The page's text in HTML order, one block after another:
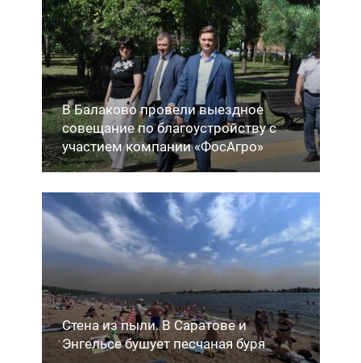
В Балаково провели выездное
совещание по благоустройству с
участием компании «ФосАгро»
Стена из пыли. В Саратове и
Энгельсе бушует песчаная буря